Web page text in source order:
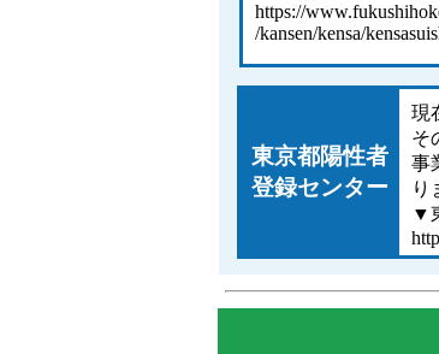
https://
/kansen/kensa/
東京都陽性者
登録センター
現
そ
事
り
▼